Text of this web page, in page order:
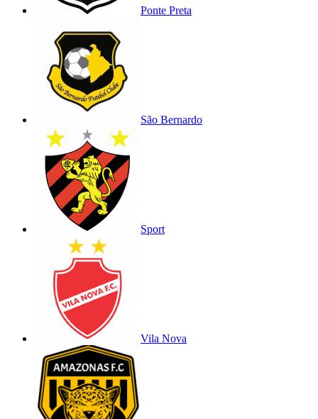
Ponte Preta
São Bernardo
Sport
Vila Nova